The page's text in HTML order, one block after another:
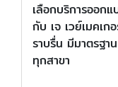
เลือกบริการออกแ
กับ เจ เวย์เมคเก
ราบรื่น มีมาตรฐา
ทุกสาขา